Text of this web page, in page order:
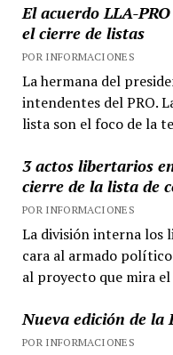
El acuerdo LLA-
el cierre de listas
POR INFORMACIONES
La hermana del
intendentes del PRO.
lista son el foco de la
3 actos libertarios
cierre de la lista de
POR INFORMACIONES
La división interna los
cara al armado
al proyecto que mira el
Nueva edición de la
POR INFORMACIONES